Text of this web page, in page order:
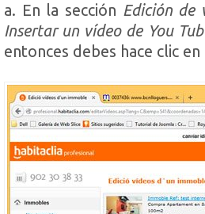
a. En la sección Edición de
Insertar un vídeo de You
entonces debes hace clic en